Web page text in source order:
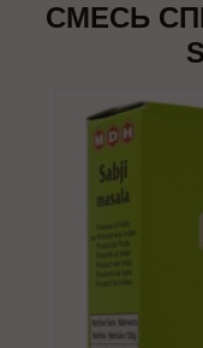
СМЕСЬ